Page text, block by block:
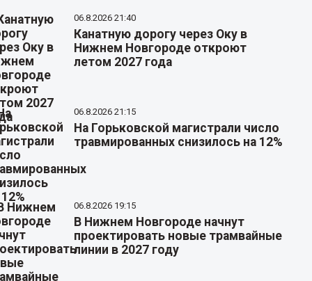
06.8.2026 21:40
Канатную дорогу через Оку в
Нижнем Новгороде откроют
летом 2027 года
06.8.2026 21:15
На Горьковской магистрали число
травмированных снизилось на 12%
06.8.2026 19:15
В Нижнем Новгороде начнут
проектировать новые трамвайные
линии в 2027 году